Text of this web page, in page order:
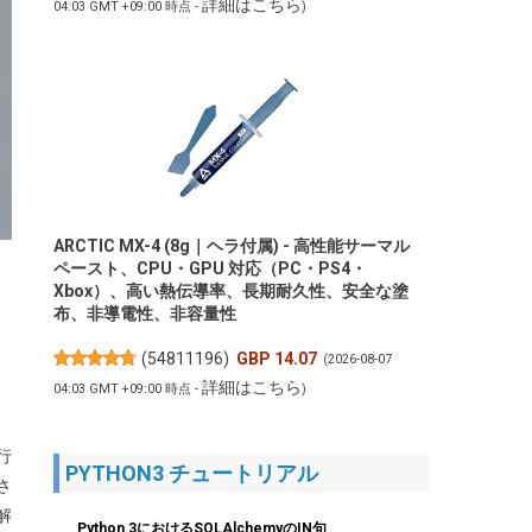
04:03 GMT +09:00 時点 -詳細はこちら)
ARCTIC MX-4 (8g｜ヘラ付属) - 高性能サーマル
ペースト、CPU・GPU 対応（PC・PS4・
Xbox）、高い熱伝導率、長期耐久性、安全な塗
布、非導電性、非容量性
(54811196) GBP 14.07 (2026-08-07
04:03 GMT +09:00 時点 -詳細はこちら)
PYTHON3 チュートリアル
Python 3におけるSQLAlchemyのIN句